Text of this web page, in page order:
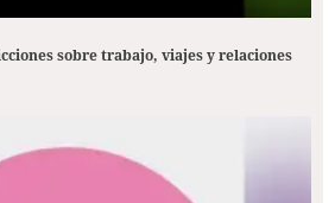
sobre trabajo, viajes y relaciones